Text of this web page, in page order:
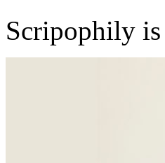
Scripophily